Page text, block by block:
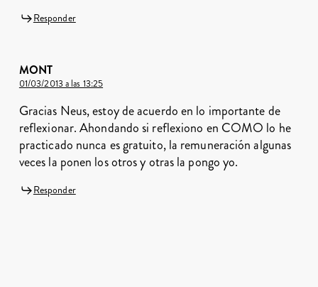
Responder
MONT
01/03/2013 a las 13:25
Gracias Neus, estoy de acuerdo en lo importante de
reflexionar. Ahondando si reflexiono en COMO lo he
practicado nunca es gratuito, la remuneración algunas
veces la ponen los otros y otras la pongo yo.
Responder